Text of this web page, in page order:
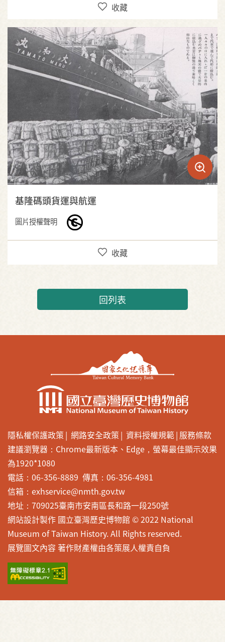
收藏
基隆碼頭貨運與航運
圖片授權聲明
收藏
回列表
隱私權保護政策 網路安全政策 資料授權規範 服務條款
建議瀏覽器：Chrome最新版本、Edge，螢幕最佳顯示效果
為1920*1080
電話：06-356-8889 傳真：06-356-4981
信箱：exhservice@nmth.gov.tw
地址：709025臺南市安南區長和路一段250號
網站設計製作 國立臺灣歷史博物館 © 2022 National
Museum of Taiwan History. All Rights reserved.
展覽圖文內容 著作財產權由各策展人權責自負